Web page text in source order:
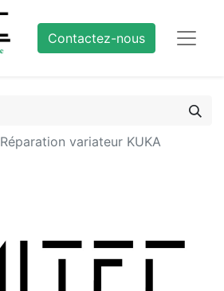
Contactez-nous
Réparation variateur KUKA